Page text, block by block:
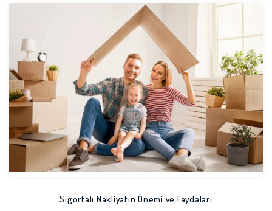
Sigortalı Nakliyatın Önemi ve Faydaları